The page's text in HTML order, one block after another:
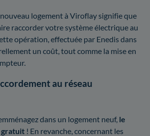
logement à Viroflay signifie que
raccorder votre système électrique au
opération, effectuée par Enedis dans
un coût, tout comme la mise en
au réseau
dans un logement neuf, le
gratuit ! En revanche, concernant les